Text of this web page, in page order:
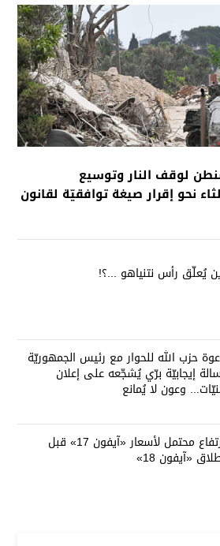
لوقف النار وتوسيع
نحو إقرار صيغة توافقيّة لقانون
يُعلّق رأس نتنياهو ...؟!
حزب الله للحوار مع رئيس الجمهوريّة
إيجابيّة برّي يُشجّعه على إعلان
وعون لا يُمانع
ارتفاع محتمل لأسعار «آيفون 17» قبل
«آيفون 18»